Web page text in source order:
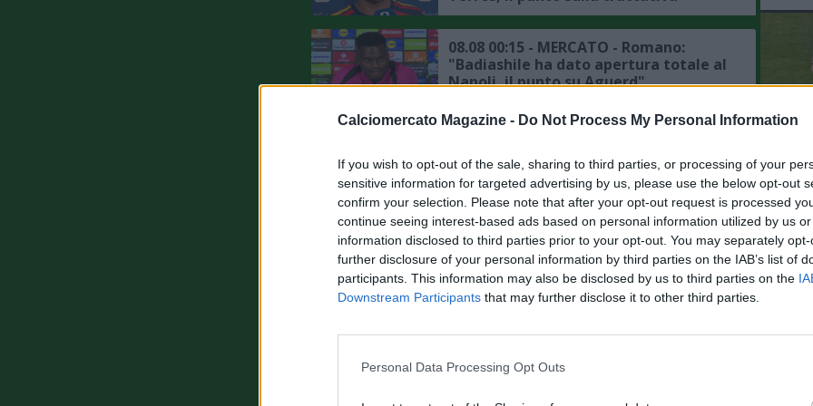
Calciomercato Magazine - Do Not Process My Personal Information
If you wish to opt-out of the sale, sharing to third parties, or processing of your
sensitive information for targeted advertising by us, please use the below opt-out
confirm your selection. Please note that after your opt-out request is processed
continue seeing interest-based ads based on personal information utilized by us
information disclosed to third parties prior to your opt-out. You may separately
further disclosure of your personal information by third parties on the IAB’s list of
participants. This information may also be disclosed by us to third parties on the
Downstream Participants that may further disclose it to other third parties.
Personal Data Processing Opt Outs
08.08 00:15 - MERCATO - Romano:
"Badiashile ha dato apertura totale al
Napoli, il punto su Aguerd"
07.08 23:53 - MERCATO - Moretto:
dell'Aston Villa"
07.08 23:41 - MERCATO - Romano:
"Liverpool, preso Araujo in prestito
dal Barcellona"
07.08 22:42 - MERCATO - Romano su
il rinnovo è una vicenda da seguire"
del